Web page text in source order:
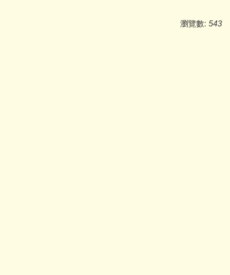
瀏覽數: 543